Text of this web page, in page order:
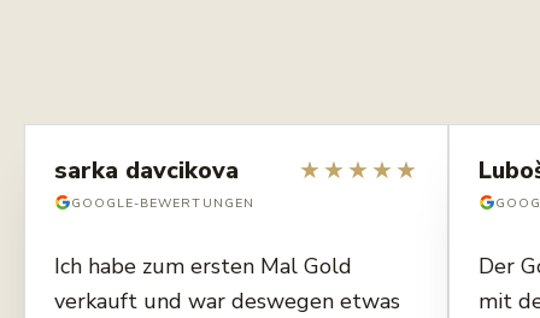
sarka davcikova
GOOGLE-BEWERTUNGEN
★★★★★
Ich habe zum ersten Mal Gold
verkauft und war deswegen etwas
Der
mit